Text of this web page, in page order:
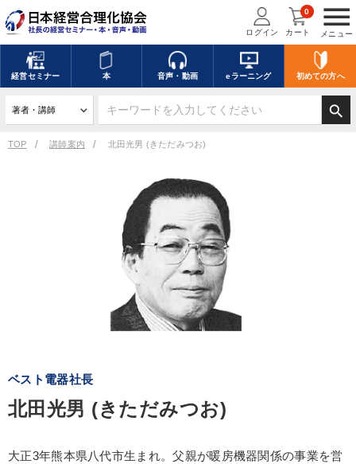
menu
メニュー
ログイン カート
0
経営セミナー 本 音声・動画 eラーニング 初めての方へ
search
TOP 講師案内 北田光男 (きただみつお)
ベスト電器社長
北田光男 (きただみつお)
大正3年熊本県八代市生まれ。父親が暖房機器関係の事業を営